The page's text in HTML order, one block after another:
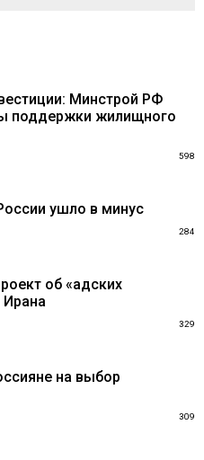
Минстрой РФ
поддержки жилищного
598
ушло в минус
284
об «адских
Ирана
329
на выбор
309